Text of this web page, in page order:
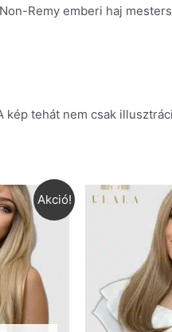
Remy emberi haj
kép tehát nem csak
Akció!